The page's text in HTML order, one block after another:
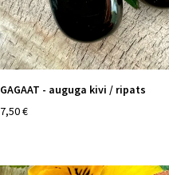
GAGAAT - auguga kivi / ripats
7,50 €